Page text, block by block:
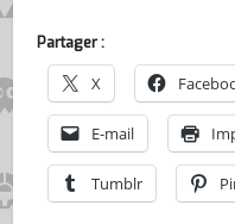
Partager :
X
E-mail
Tumblr